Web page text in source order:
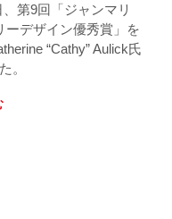
第9回「ジャンマリ
ーデザイン優秀賞」を
“Cathy” Aulick氏
。